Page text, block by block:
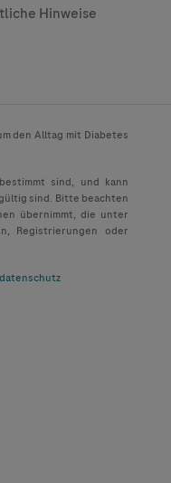
Hinweise
den Alltag mit Diabetes
sind, und kann
sind. Bitte beachten
übernimmt, die unter
Registrierungen oder